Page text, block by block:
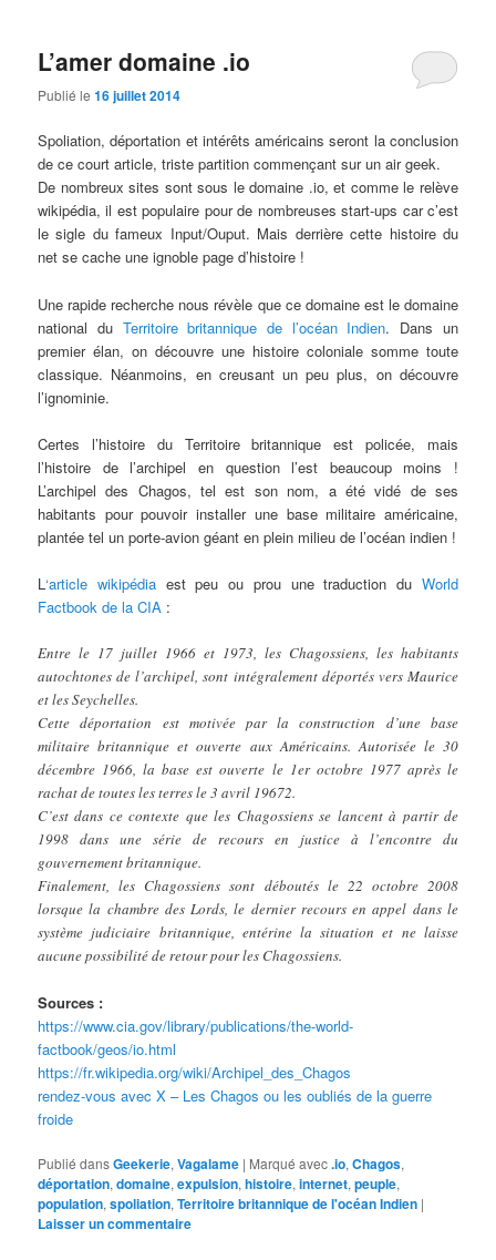
L’amer domaine .io
Publié le16 juillet 2014
Spoliation, déportation et intérêts américains seront la conclusion
de ce court article, triste partition commençant sur un air geek.
De nombreux sites sont sous le domaine .io, et comme le relève
wikipédia, il est populaire pour de nombreuses start-ups car c’est
le sigle du fameux Input/Ouput. Mais derrière cette histoire du
net se cache une ignoble page d’histoire !
Une rapide recherche nous révèle que ce domaine est le domaine
national du Territoire britannique de l’océan Indien. Dans un
premier élan, on découvre une histoire coloniale somme toute
classique. Néanmoins, en creusant un peu plus, on découvre
l’ignominie.
Certes l’histoire du Territoire britannique est policée, mais
l’histoire de l’archipel en question l’est beaucoup moins !
L’archipel des Chagos, tel est son nom, a été vidé de ses
habitants pour pouvoir installer une base militaire américaine,
plantée tel un porte-avion géant en plein milieu de l’océan indien !
L‘article wikipédiaest peu ou prou une traduction du World
Factbook de la CIA :
Entre le 17 juillet 1966 et 1973, les Chagossiens, les habitants
autochtones de l’archipel, sont intégralement déportés vers Maurice
et les Seychelles.
Cette déportation est motivée par la construction d’une base
militaire britannique et ouverte aux Américains. Autorisée le 30
décembre 1966, la base est ouverte le 1er octobre 1977 après le
rachat de toutes les terres le 3 avril 19672.
C’est dans ce contexte que les Chagossiens se lancent à partir de
1998 dans une série de recours en justice à l’encontre du
gouvernement britannique.
Finalement, les Chagossiens sont déboutés le 22 octobre 2008
lorsque la chambre des Lords, le dernier recours en appel dans le
système judiciaire britannique, entérine la situation et ne laisse
aucune possibilité de retour pour les Chagossiens.
Sources :
https://www.cia.gov/library/publications/the-world-
factbook/geos/io.html
https://fr.wikipedia.org/wiki/Archipel_des_Chagos
rendez-vous avec X – Les Chagos ou les oubliés de la guerre
froide
Publié dansGeekerie,Vagalame | Marqué avec.io,Chagos,
déportation,domaine,expulsion,histoire,internet,peuple,
population,spoliation,Territoire britannique de l'océan Indien |
Laisser un commentaire